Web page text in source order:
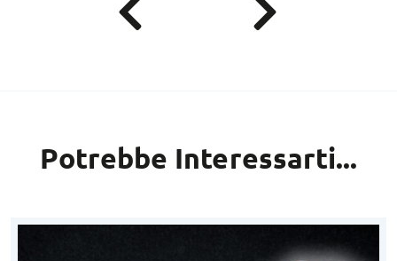
Potrebbe Interessarti...